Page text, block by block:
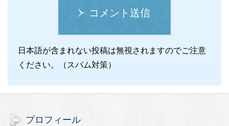
コメント送信
日本語が含まれない投稿は無視されますのでご注意
ください。（スパム対策）
プロフィール